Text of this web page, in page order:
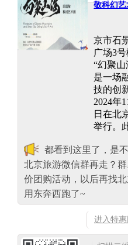
敬科幻
京市石
广场3
“幻聚
是一场
技的创
2024年
日在北
举行。
都看到这里了，是
北京旅游微信群再走？
价团购活动，以后再找
用东奔西跑了~
进入特